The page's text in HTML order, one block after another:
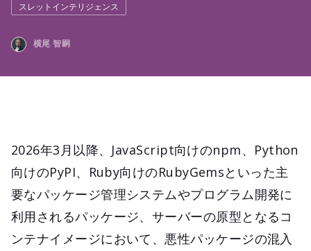
スレットインテリジェンス
横尾 智嗣
2026年3月以降、JavaScript向けのnpm、Python
向けのPyPI、Ruby向けのRubyGemsといった主
要なパッケージ管理システムやプログラム開発に
利用されるパッケージ、サーバーの原型となるコ
ンテナイメージにおいて、悪性パッケージの混入